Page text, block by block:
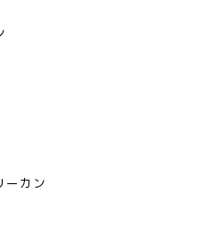
ーカン